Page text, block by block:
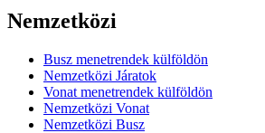
Nemzetközi
Busz menetrendek külföldön
Nemzetközi Járatok
Vonat menetrendek külföldön
Nemzetközi Vonat
Nemzetközi Busz